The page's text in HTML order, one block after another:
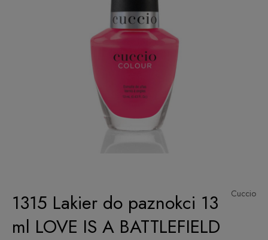
Cuccio
1315 Lakier do paznokci 13
ml LOVE IS A BATTLEFIELD